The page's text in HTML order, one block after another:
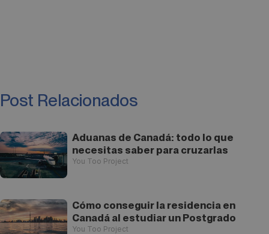
Post Relacionados
Aduanas de Canadá: todo lo que
necesitas saber para cruzarlas
You Too Project
Cómo conseguir la residencia en
Canadá al estudiar un Postgrado
You Too Project